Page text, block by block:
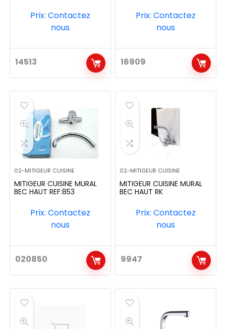
14513
Prix: Contactez
nous
16909
Prix: Contactez
nous
02-MITIGEUR CUISINE
MITIGEUR CUISINE MURAL
BEC HAUT REF:853
020850
Prix: Contactez
nous
02-MITIGEUR CUISINE
MITIGEUR CUISINE MURAL
BEC HAUT RK
9947
Prix: Contactez
nous